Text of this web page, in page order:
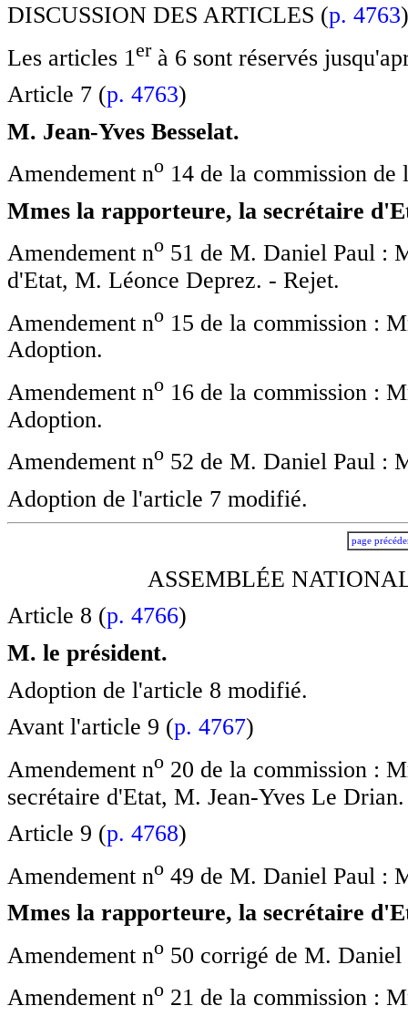
DISCUSSION DES ARTICLES (p. 4763)
Les articles 1 erà 6 sont réservés
Article 7 (p. 4763)
M. Jean-Yves Besselat.
Amendement no 14 de la commission de
Mmes la rapporteure, la secrétaire
Amendement no 51 de M. Daniel Paul :
d'Etat, M. Léonce Deprez. - Rejet.
Amendement no 15 de la commission :
Adoption.
Amendement no 16 de la commission :
Adoption.
Amendement no 52 de M. Daniel Paul :
Adoption de l'article 7 modifié.
page
ASSEMBLÉE
Article 8 (p. 4766)
M. le président.
Adoption de l'article 8 modifié.
Avant l'article 9 (p. 4767)
Amendement no 20 de la commission :
secrétaire d'Etat, M. Jean-Yves Le
Article 9 (p. 4768)
Amendement no 49 de M. Daniel Paul :
Mmes la rapporteure, la secrétaire
Amendement no 50 corrigé de M.
Amendement no 21 de la commission :